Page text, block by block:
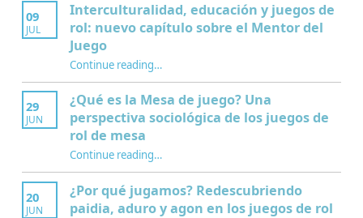
09
JUL
Interculturalidad, educación y juegos de
rol: nuevo capítulo sobre el Mentor del
Juego
Continue reading“Interculturalidad, educación y juegos de rol: nuevo capítulo sobre el Mentor del Juego”
…
29
JUN
¿Qué es la Mesa de juego? Una
perspectiva sociológica de los juegos de
rol de mesa
Continue reading“¿Qué es la Mesa de juego? Una perspectiva sociológica de los juegos de rol de mesa”
…
20
JUN
¿Por qué jugamos? Redescubriendo
paidia, aduro y agon en los juegos de rol